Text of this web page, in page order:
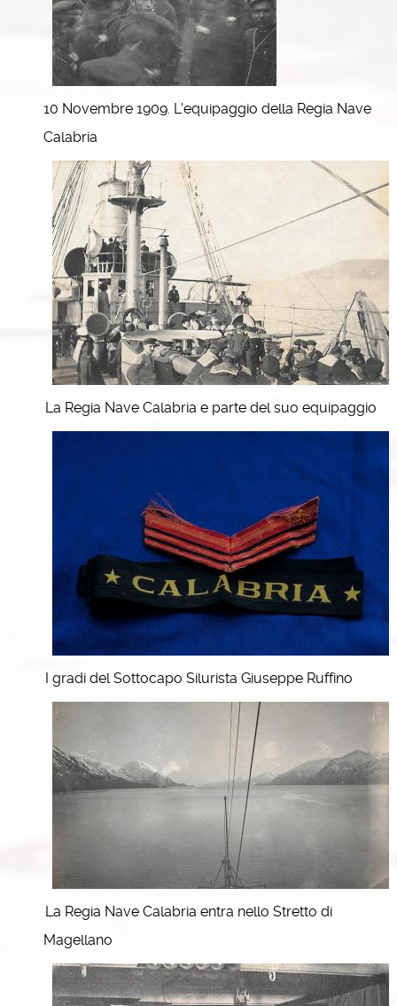
10 Novembre 1909. L'equipaggio della Regia Nave
Calabria
La Regia Nave Calabria e parte del suo equipaggio
I gradi del Sottocapo Silurista Giuseppe Ruffino
La Regia Nave Calabria entra nello Stretto di
Magellano